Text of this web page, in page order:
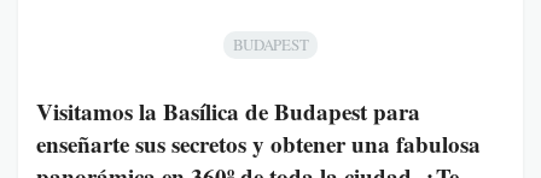
BUDAPEST
Visitamos la Basílica de Budapest para
enseñarte sus secretos y obtener una fabulosa